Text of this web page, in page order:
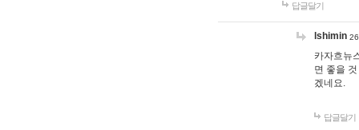
답글달기
lshimin
카자흐뉴
면 좋을
겠네요.
답글달기